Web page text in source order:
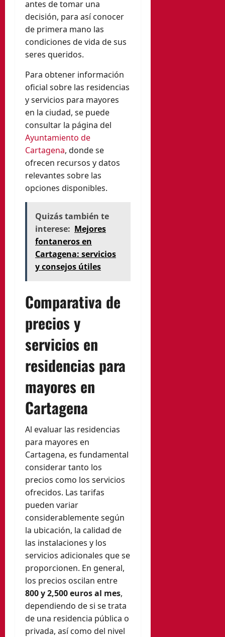
antes de tomar una
decisión, para así conocer
de primera mano las
condiciones de vida de sus
seres queridos.
Para obtener información
oficial sobre las residencias
y servicios para mayores
en la ciudad, se puede
consultar la página del
Ayuntamiento de
Cartagena, donde se
ofrecen recursos y datos
relevantes sobre las
opciones disponibles.
Quizás también te
interese: Mejores
fontaneros en
Cartagena: servicios
y consejos útiles
Comparativa de
precios y
servicios en
residencias para
mayores en
Cartagena
Al evaluar las residencias
para mayores en
Cartagena, es fundamental
considerar tanto los
precios como los servicios
ofrecidos. Las tarifas
pueden variar
considerablemente según
la ubicación, la calidad de
las instalaciones y los
servicios adicionales que se
proporcionen. En general,
los precios oscilan entre
800 y 2,500 euros al mes,
dependiendo de si se trata
de una residencia pública o
privada, así como del nivel